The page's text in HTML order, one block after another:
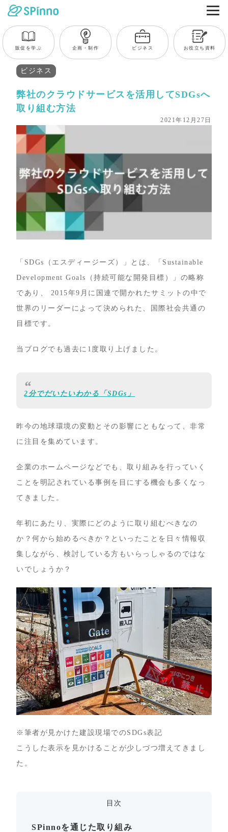
販促を学ぶ 企画・制作 ビジネス お役立ち資料
ビジネス
弊社のクラウドサービスを活用してSDGsへ
取り組む方法
2021年12月27日
「SDGs（エスディージーズ）」とは、「Sustainable
Development Goals（持続可能な開発目標）」の略称
であり、 2015年9月に国連で開かれたサミットの中で
世界のリーダーによって決められた、国際社会共通の
目標です。
当ブログでも過去に1度取り上げました。
2分でだいたいわかる「SDGs」
昨今の地球環境の変動とその影響にともなって、非常
に注目を集めています。
企業のホームページなどでも、取り組みを行っていく
ことを明記されている事例を目にする機会も多くなっ
てきました。
年初にあたり、実際にどのように取り組むべきなの
か？何から始めるべきか？といったことを日々情報収
集しながら、検討している方もいらっしゃるのではな
いでしょうか？
※筆者が見かけた建設現場でのSDGs表記
こうした表示を見かけることが少しづつ増えてきまし
た。
目次
SPinnoを通じた取り組み